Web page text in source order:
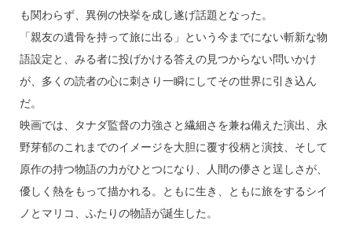
も関わらず、異例の快挙を成し遂げ話題となった。
「親友の遺骨を持って旅に出る」という今までにない斬新な物
語設定と、みる者に投げかける答えの見つからない問いかけ
が、多くの読者の心に刺さり一瞬にしてその世界に引き込ん
だ。
映画では、タナダ監督の力強さと繊細さを兼ね備えた演出、永
野芽郁のこれまでのイメージを大胆に覆す役柄と演技、そして
原作の持つ物語の力がひとつになり、人間の儚さと逞しさが、
優しく熱をもって描かれる。ともに生き、ともに旅をするシイ
ノとマリコ、ふたりの物語が誕生した。